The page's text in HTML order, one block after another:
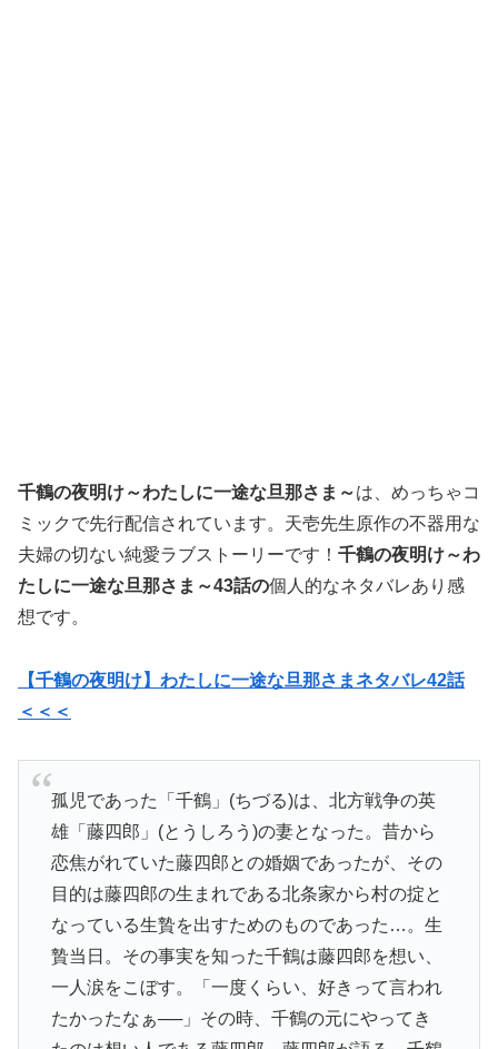
千鶴の夜明け～わたしに一途な旦那さま～は、めっちゃコ
ミックで先行配信されています。天壱先生原作の不器用な
夫婦の切ない純愛ラブストーリーです！ 千鶴の夜明け～わ
たしに一途な旦那さま～43話の個人的なネタバレあり感
想です。
【千鶴の夜明け】わたしに一途な旦那さまネタバレ42話
＜＜＜
孤児であった「千鶴」(ちづる)は、北方戦争の英
雄「藤四郎」(とうしろう)の妻となった。昔から
恋焦がれていた藤四郎との婚姻であったが、その
目的は藤四郎の生まれである北条家から村の掟と
なっている生贄を出すためのものであった…。生
贄当日。その事実を知った千鶴は藤四郎を想い、
一人涙をこぼす。「一度くらい、好きって言われ
たかったなぁ──」その時、千鶴の元にやってき